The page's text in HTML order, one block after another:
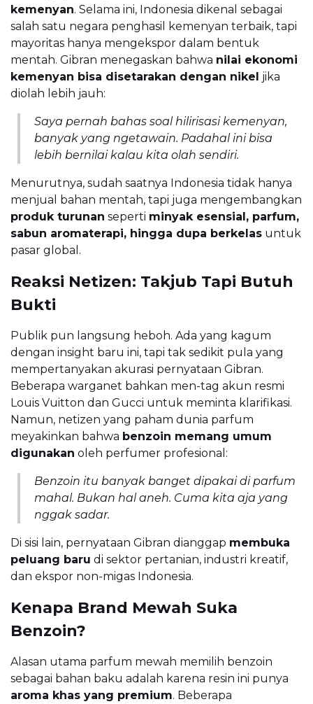
kemenyan. Selama ini, Indonesia dikenal sebagai
salah satu negara penghasil kemenyan terbaik, tapi
mayoritas hanya mengekspor dalam bentuk
mentah. Gibran menegaskan bahwa nilai ekonomi
kemenyan bisa disetarakan dengan nikel jika
diolah lebih jauh:
Saya pernah bahas soal hilirisasi kemenyan,
banyak yang ngetawain. Padahal ini bisa
lebih bernilai kalau kita olah sendiri.
Menurutnya, sudah saatnya Indonesia tidak hanya
menjual bahan mentah, tapi juga mengembangkan
produk turunan seperti minyak esensial, parfum,
sabun aromaterapi, hingga dupa berkelas untuk
pasar global.
Reaksi Netizen: Takjub Tapi Butuh
Bukti
Publik pun langsung heboh. Ada yang kagum
dengan insight baru ini, tapi tak sedikit pula yang
mempertanyakan akurasi pernyataan Gibran.
Beberapa warganet bahkan men-tag akun resmi
Louis Vuitton dan Gucci untuk meminta klarifikasi.
Namun, netizen yang paham dunia parfum
meyakinkan bahwa benzoin memang umum
digunakan oleh perfumer profesional:
Benzoin itu banyak banget dipakai di parfum
mahal. Bukan hal aneh. Cuma kita aja yang
nggak sadar.
Di sisi lain, pernyataan Gibran dianggap membuka
peluang baru di sektor pertanian, industri kreatif,
dan ekspor non-migas Indonesia.
Kenapa Brand Mewah Suka
Benzoin?
Alasan utama parfum mewah memilih benzoin
sebagai bahan baku adalah karena resin ini punya
aroma khas yang premium. Beberapa